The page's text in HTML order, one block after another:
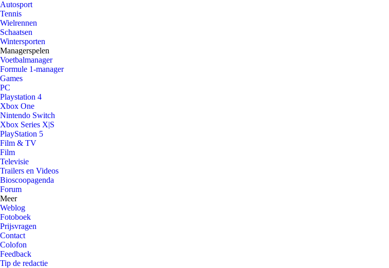
Autosport
Tennis
Wielrennen
Schaatsen
Wintersporten
Managerspelen
Voetbalmanager
Formule 1-manager
Games
PC
Playstation 4
Xbox One
Nintendo Switch
Xbox Series X|S
PlayStation 5
Film & TV
Film
Televisie
Trailers en Videos
Bioscoopagenda
Forum
Meer
Weblog
Fotoboek
Prijsvragen
Contact
Colofon
Feedback
Tip de redactie